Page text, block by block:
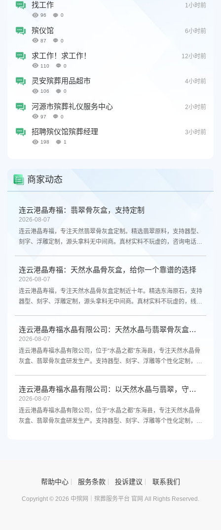
1小时前
找工作
96 0
6小时前
殡仪馆
87 0
12小时前
求工作！求工作！
110 0
4小时前
灵安殡葬用品超市
106 0
2小时前
河源市殡葬礼仪服务中心
97 0
3小时前
招聘殡仪馆殡葬经理
198 1
商家动态
连云港晶寿福：翡翠骨灰盒，支持定制
2026-08-07
连云港晶寿福，专注天然翡翠骨灰盒定制。精选翡翠原料，支持器型、
刻字、浮雕定制，源头拿料无中间商。真材实料不玩虚的，咨询电话
连云港晶寿福：天然水晶骨灰盒，给你一个靠谱的选择
2026-08-07
连云港晶寿福，专注天然水晶骨灰盒定制近十年。精选东海原石，支持
器型、刻字、浮雕定制，源头拿料无中间商。真材实料不玩虚的，线上
连云港晶寿福水晶有限公司：天然水晶与翡翠骨灰盒，源头厂家支持定制
2026-08-07
连云港晶寿福水晶有限公司，位于“水晶之都”东海县，专注天然水晶骨
灰盒、翡翠骨灰盒研发生产。支持器型、刻字、浮雕等个性化定制，源
连云港晶寿福水晶有限公司：以天然水晶与翡翠，守护生命最后的尊严
2026-08-07
连云港晶寿福水晶有限公司，位于“水晶之都”东海县，专注天然水晶骨
灰盒、翡翠骨灰盒研发生产。支持器型、刻字、浮雕等个性化定制，源
帮助中心 服务条款 投诉建议 联系我们
Copyright © 2026 中殡网｜殡葬服务平台 官网 All Rights Reserved.